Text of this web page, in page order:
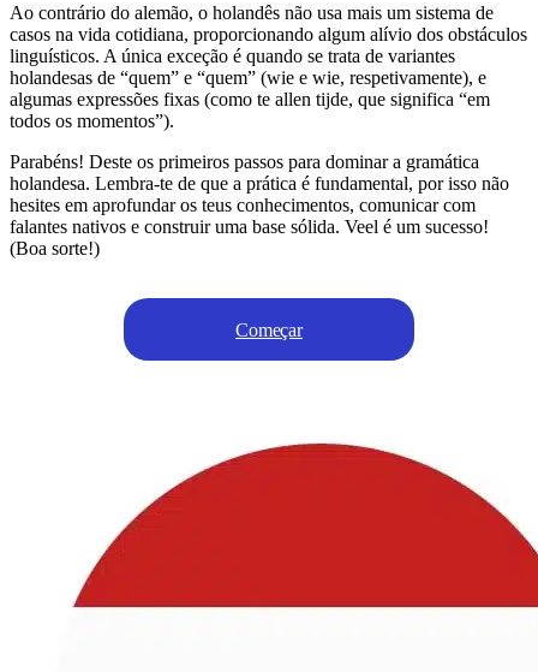
Ao contrário do alemão, o holandês não usa mais um sistema de
casos na vida cotidiana, proporcionando algum alívio dos obstáculos
linguísticos. A única exceção é quando se trata de variantes
holandesas de “quem” e “quem” (wie e wie, respetivamente), e
algumas expressões fixas (como te allen tijde, que significa “em
todos os momentos”).
Parabéns! Deste os primeiros passos para dominar a gramática
holandesa. Lembra-te de que a prática é fundamental, por isso não
hesites em aprofundar os teus conhecimentos, comunicar com
falantes nativos e construir uma base sólida. Veel é um sucesso!
(Boa sorte!)
Começar